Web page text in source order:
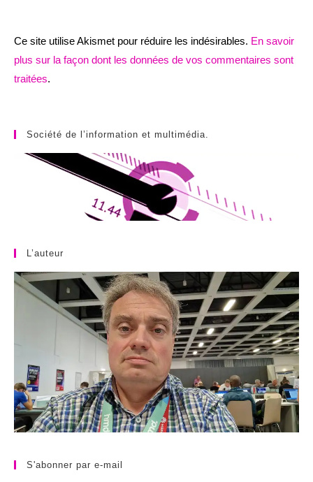
Ce site utilise Akismet pour réduire les indésirables. En savoir
plus sur la façon dont les données de vos commentaires sont
traitées.
Société de l’information et multimédia.
L’auteur
S'abonner par e-mail